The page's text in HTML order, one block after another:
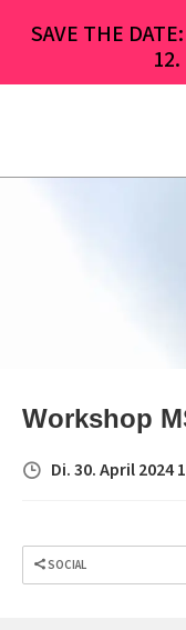
SAVE THE
Workshop
Di. 30. April 2024
SOCIAL